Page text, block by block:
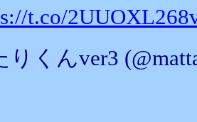
t.co/
くんver3